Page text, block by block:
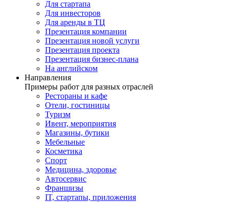
Для стартапа
Для инвесторов
Для аренды в ТЦ
Презентация компании
Презентация новой услуги
Презентация проекта
Презентация бизнес-плана
На английском
Направления
Примеры работ для разных отраслей
Рестораны и кафе
Отели, гостиницы
Туризм
Ивент, мероприятия
Магазины, бутики
Мебельные
Косметика
Спорт
Медицина, здоровье
Автосервис
Франшизы
IT, стартапы, приложения